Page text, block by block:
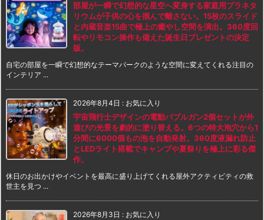
部屋が一瞬で幻想的な星空へ変身する家庭用プラネタ
リウムが子供の心を掴んで離さない。15枚のスライド
と内蔵音楽15曲で極上の癒やし空間を演出。360度回
転やリモコン操作も備えた誕生日プレゼントの決定
版。
自宅の部屋を一瞬で幻想的なテーマパークのような空間に変えてくれる注目の
インテリア ...
2026年8月4日 : お気に入り
宇宙飛行士デザインの電動バブルガン2個セットが外
遊びの光景を劇的に塗り替える。6つの特大泡穴から1
分間に6000個もの泡を自動発射。360度液漏れ防止
とLEDライト搭載でキャンプや夏祭りを極上に彩る傑
作。
休日のお出かけやイベントを最高に盛り上げてくれる屋外アクティビティの救
世主を見つ ...
2026年8月3日 : お気に入り